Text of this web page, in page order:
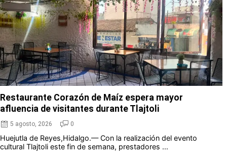
Restaurante Corazón de Maíz espera mayor
afluencia de visitantes durante Tlajtoli
5 agosto, 2026 0
Huejutla de Reyes,Hidalgo.— Con la realización del evento
cultural Tlajtoli este fin de semana, prestadores ...